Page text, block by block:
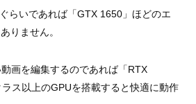
らいであれば「GTX 1650」ほどのエ
りません。
画を編集するのであれば「RTX
ス以上のGPUを搭載すると快適に動作